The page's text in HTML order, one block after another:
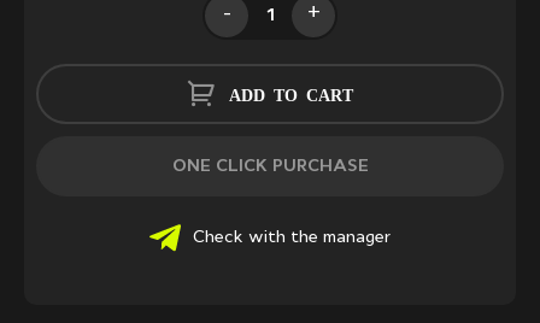
- +
Check with the manager
ADD TO CART
ONE CLICK PURCHASE